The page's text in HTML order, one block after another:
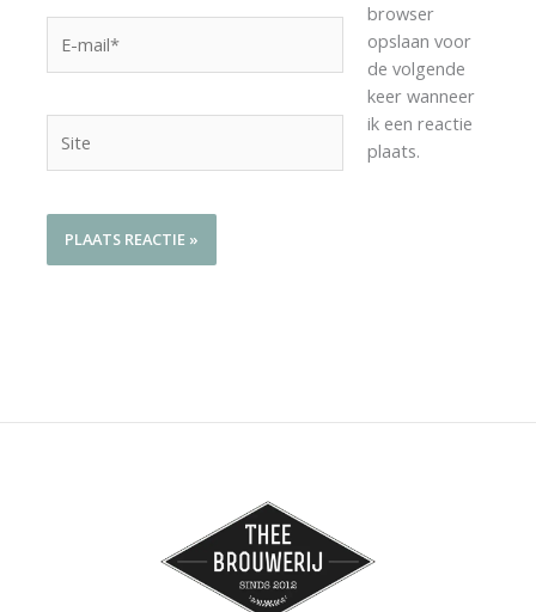
mail*
browser
opslaan voor
de volgende
keer wanneer
ik een reactie
plaats.